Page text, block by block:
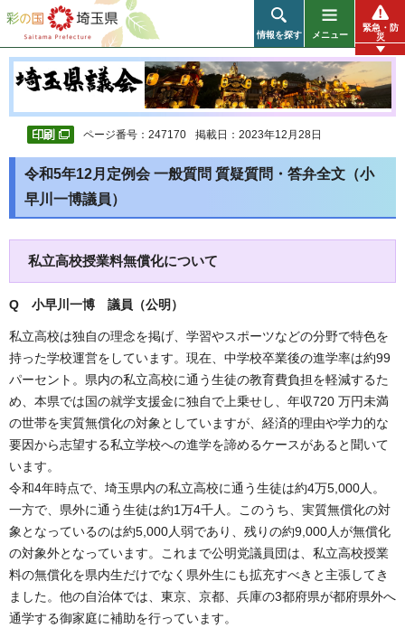
彩の国 埼玉県
情報を探す メニュー
緊急・防
災
ページ番号：247170 掲載日：2023年12月28日
令和5年12月定例会 一般質問 質疑質問・答弁全文（小
早川一博議員）
私立高校授業料無償化について
Q 小早川一博 議員（公明）
私立高校は独自の理念を掲げ、学習やスポーツなどの分野で特色を
持った学校運営をしています。現在、中学校卒業後の進学率は約99
パーセント。県内の私立高校に通う生徒の教育費負担を軽減するた
め、本県では国の就学支援金に独自で上乗せし、年収720 万円未満
の世帯を実質無償化の対象としていますが、経済的理由や学力的な
要因から志望する私立学校への進学を諦めるケースがあると聞いて
います。
令和4年時点で、埼玉県内の私立高校に通う生徒は約4万5,000人。
一方で、県外に通う生徒は約1万4千人。このうち、実質無償化の対
象となっているのは約5,000人弱であり、残りの約9,000人が無償化
の対象外となっています。これまで公明党議員団は、私立高校授業
料の無償化を県内生だけでなく県外生にも拡充すべきと主張してき
ました。他の自治体では、東京、京都、兵庫の3都府県が都府県外へ
通学する御家庭に補助を行っています。